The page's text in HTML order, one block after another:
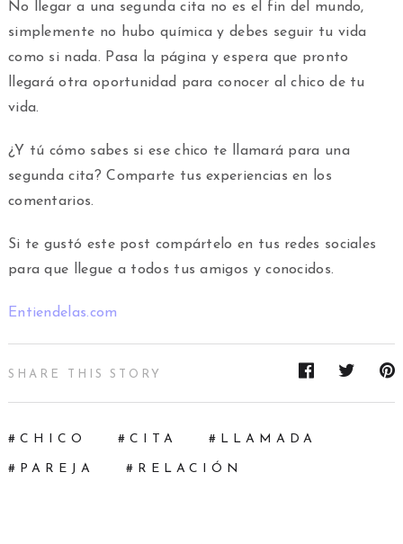
No llegar a una segunda cita no es el fin del mundo,
simplemente no hubo química y debes seguir tu vida
como si nada. Pasa la página y espera que pronto
llegará otra oportunidad para conocer al chico de tu
vida.
¿Y tú cómo sabes si ese chico te llamará para una
segunda cita? Comparte tus experiencias en los
comentarios.
Si te gustó este post compártelo en tus redes sociales
para que llegue a todos tus amigos y conocidos.
Entiendelas.com
SHARE THIS STORY
CHICO CITA LLAMADA
PAREJA RELACIÓN